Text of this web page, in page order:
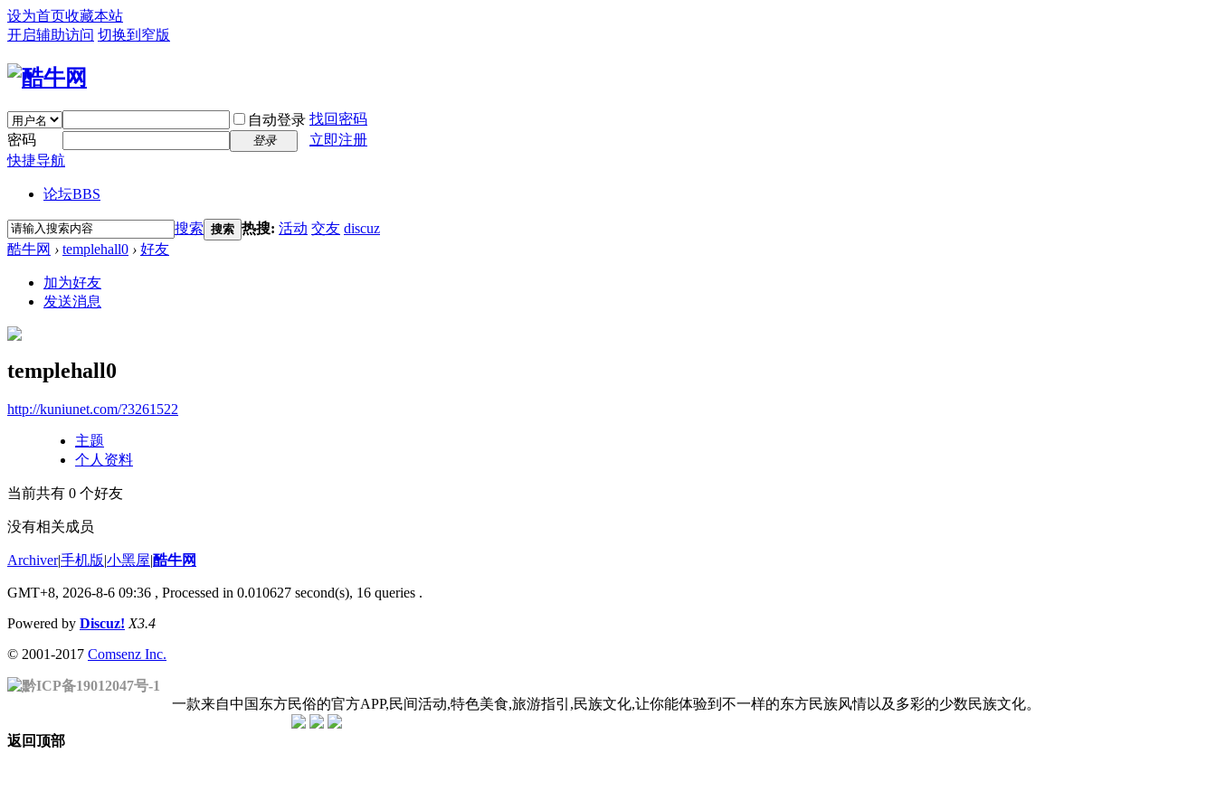
设为首页收藏本站
开启辅助访问 切换到窄版
自动登录 找回密码
密码
登录
立即注册
快捷导航
论坛BBS
搜索 搜索 热搜: 活动 交友 discuz
酷牛网 › templehall0 › 好友
加为好友
发送消息
templehall0
http://kuniunet.com/?3261522
主题
个人资料
当前共有 0 个好友
没有相关成员
Archiver|手机版|小黑屋|酷牛网
GMT+8, 2026-8-6 09:36 , Processed in 0.010627 second(s), 16 queries .
Powered by Discuz! X3.4
© 2001-2017 Comsenz Inc.
黔ICP备19012047号-1
一款来自中国东方民俗的官方APP,民间活动,特色美食,旅游指引,民族文化,让你能体验到不一样的东方民族风情以及多彩的少数民族文化。
返回顶部